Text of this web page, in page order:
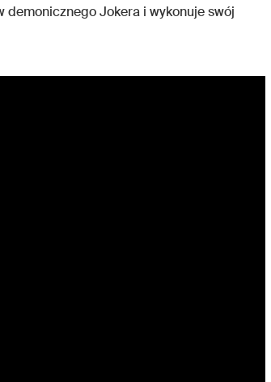
demonicznego Jokera i wykonuje swój